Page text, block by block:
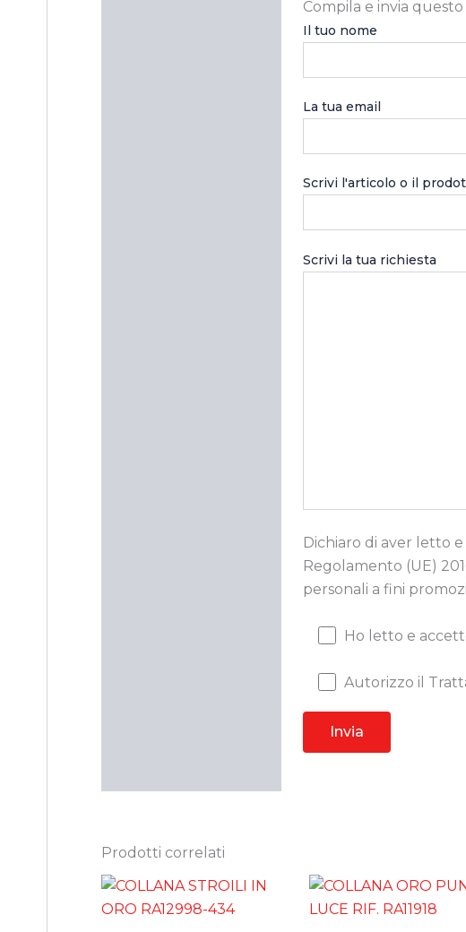
Compila e invia
Il tuo nome
La tua email
Scrivi l'articolo o il
Scrivi la tua richiesta
Dichiaro di aver letto
Regolamento (UE)
personali a fini
Ho letto e
Autorizzo il
Prodotti correlati